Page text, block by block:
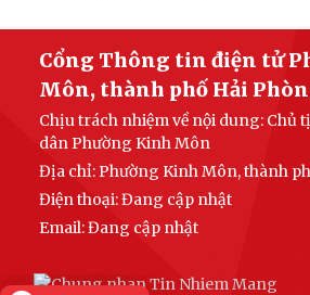
Cổng Thông tin điện tử
Môn, thành phố Hải
Chịu trách nhiệm về nội dung: Chủ
dân Phường Kinh Môn
Địa chỉ: Phường Kinh Môn, thành
Điện thoại: Đang cập nhật
Email:Đang cập nhật